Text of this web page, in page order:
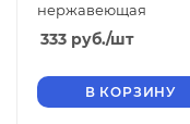
нержавеющая
333 руб./шт
В КОРЗИНУ